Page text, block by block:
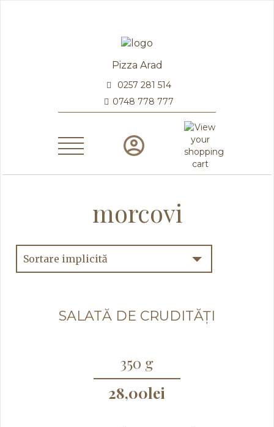
Pizza Arad
0257 281 514
0748 778 777
morcovi
SALATĂ DE CRUDITĂȚI
350 g
28,00lei